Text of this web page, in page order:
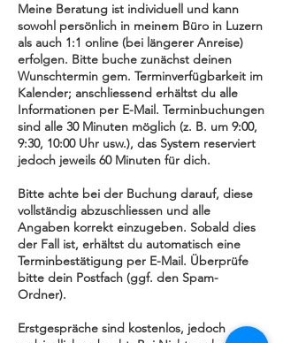
Meine Beratung ist individuell und kann
sowohl persönlich in meinem Büro in Luzern
als auch 1:1 online (bei längerer Anreise)
erfolgen. Bitte buche zunächst deinen
Wunschtermin gem. Terminverfügbarkeit im
Kalender; anschliessend erhältst du alle
Informationen per E-Mail. Terminbuchungen
sind alle 30 Minuten möglich (z. B. um 9:00,
9:30, 10:00 Uhr usw.), das System reserviert
jedoch jeweils 60 Minuten für dich.
Bitte achte bei der Buchung darauf, diese
vollständig abzuschliessen und alle
Angaben korrekt einzugeben. Sobald dies
der Fall ist, erhältst du automatisch eine
Terminbestätigung per E-Mail. Überprüfe
bitte dein Postfach (ggf. den Spam-
Ordner).
Erstgespräche sind kostenlos, jedoch